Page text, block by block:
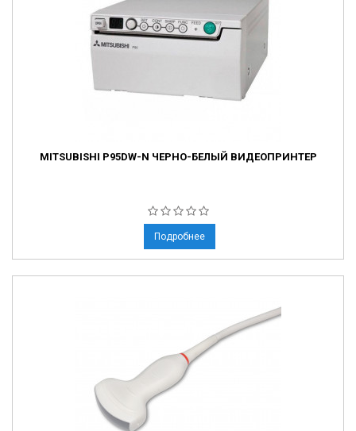
MITSUBISHI P95DW-N ЧЕРНО-БЕЛЫЙ ВИДЕОПРИНТЕР
Подробнее